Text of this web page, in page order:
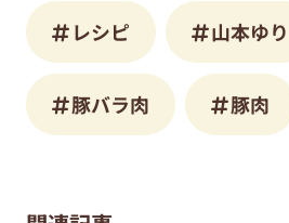
レシピ 山本ゆり
豚バラ肉 豚肉